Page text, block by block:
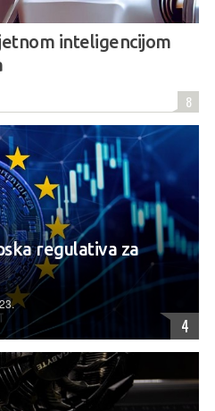
inteligencijom
8
regulativa za
4